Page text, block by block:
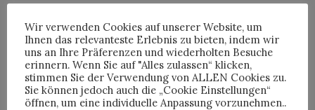
ROOSEVELT IM INTERVIEW
Wir verwenden Cookies auf unserer Website, um
Ihnen das relevanteste Erlebnis zu bieten, indem wir
uns an Ihre Präferenzen und wiederholten Besuche
erinnern. Wenn Sie auf "Alles zulassen“ klicken,
stimmen Sie der Verwendung von ALLEN Cookies zu.
Sie können jedoch auch die „Cookie Einstellungen“
öffnen, um eine individuelle Anpassung vorzunehmen..